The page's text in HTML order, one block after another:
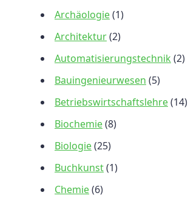
Archäologie(1)
Architektur(2)
Automatisierungstechnik (2)
Bauingenieurwesen (5)
Betriebswirtschaftslehre(14)
Biochemie(8)
Biologie(25)
Buchkunst(1)
Chemie(6)